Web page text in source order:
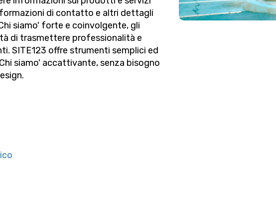
di contatto e altri dettagli
siamo' forte e coinvolgente, gli
di trasmettere professionalità e
SITE123 offre strumenti semplici ed
siamo' accattivante, senza bisogno